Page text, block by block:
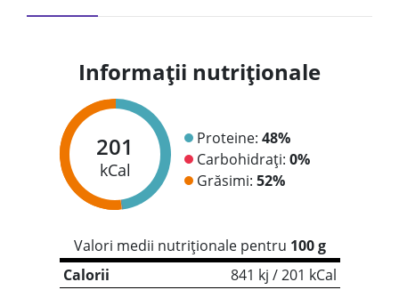
Informații nutriționale
201
kCal
Proteine: 48%
Carbohidrați: 0%
Grăsimi: 52%
Valori medii nutriționale pentru 100 g
Calorii
841 kj / 201 kCal